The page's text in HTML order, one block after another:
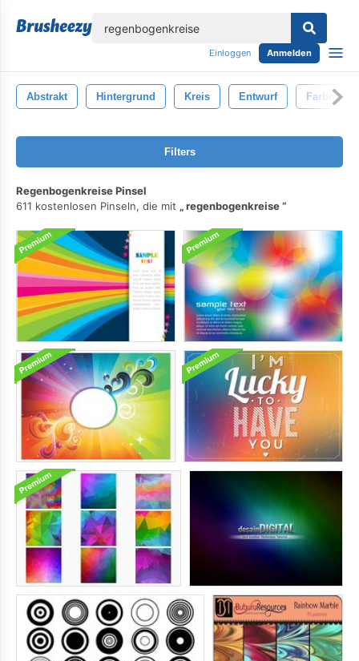
Einloggen Anmelden
Abstrakt Hintergrund Kreis Entwurf Farbe
Filters
Regenbogenkreise Pinsel
611 kostenlosen Pinseln, die mit
regenbogenkreise